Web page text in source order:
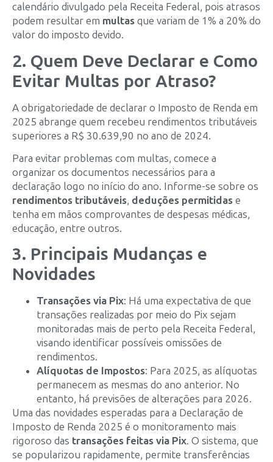
calendário divulgado pela Receita Federal, pois atrasos
podem resultar em multas que variam de 1% a 20% do
valor do imposto devido.
2. Quem Deve Declarar e Como
Evitar Multas por Atraso?
A obrigatoriedade de declarar o Imposto de Renda em
2025 abrange quem recebeu rendimentos tributáveis
superiores a R$ 30.639,90 no ano de 2024.
Para evitar problemas com multas, comece a
organizar os documentos necessários para a
declaração logo no início do ano. Informe-se sobre os
rendimentos tributáveis, deduções permitidas e
tenha em mãos comprovantes de despesas médicas,
educação, entre outros.
3. Principais Mudanças e
Novidades
Transações via Pix: Há uma expectativa de que
transações realizadas por meio do Pix sejam
monitoradas mais de perto pela Receita Federal,
visando identificar possíveis omissões de
rendimentos.
Alíquotas de Impostos: Para 2025, as alíquotas
permanecem as mesmas do ano anterior. No
entanto, há previsões de alterações para 2026.
Uma das novidades esperadas para a Declaração de
Imposto de Renda 2025 é o monitoramento mais
rigoroso das transações feitas via Pix. O sistema, que
se popularizou rapidamente, permite transferências